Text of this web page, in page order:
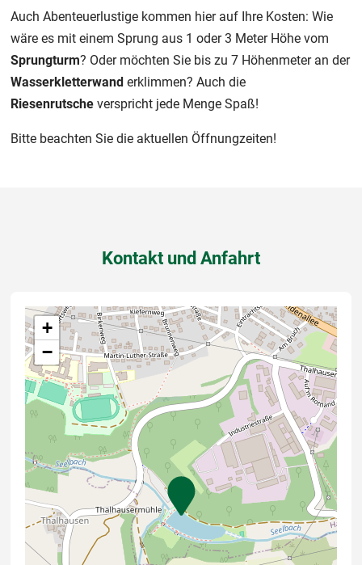
Auch Abenteuerlustige kommen hier auf Ihre Kosten: Wie
wäre es mit einem Sprung aus 1 oder 3 Meter Höhe vom
Sprungturm? Oder möchten Sie bis zu 7 Höhenmeter an der
Wasserkletterwand erklimmen? Auch die
Riesenrutsche verspricht jede Menge Spaß!
Bitte beachten Sie die aktuellen Öffnungzeiten!
Kontakt und Anfahrt
+
−